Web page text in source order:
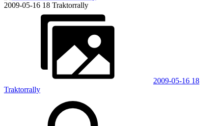
2009-05-16 18 Traktorrally
2009-05-16 18
Traktorrally